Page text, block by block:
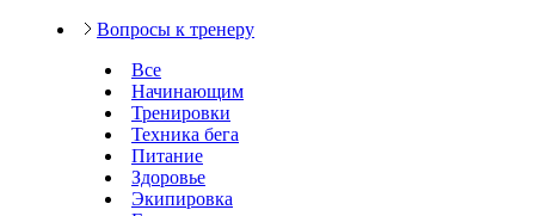
Вопросы к тренеру
Все
Начинающим
Тренировки
Техника бега
Питание
Здоровье
Экипировка